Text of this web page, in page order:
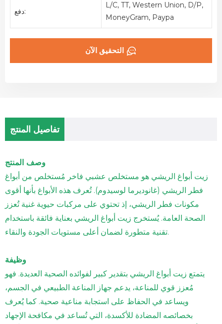
دفع:
L/C, TT, Western Union, D/P,
MoneyGram, Paypa
التحقيق الآن
تفاصيل المنتج
وصف المنتج
زيت أبواغ الريشي هو مستخلص عشبي فاخر مُستخلص من أبواغ
فطر الريشي (غانوديرما لوسيدوم). تُعرف هذه الأبواغ بأنها أقوى
مكونات فطر الريشي، إذ تحتوي على مركبات حيوية غنية تُعزز
الصحة العامة. يُستخرج زيت أبواغ الريشي بعناية فائقة باستخدام
تقنية متطورة لضمان أعلى مستويات الجودة والنقاء.
وظيفة
يتمتع زيت أبواغ الريشي بتقدير كبير لفوائده الصحية العديدة. فهو
مُعزز قوي للمناعة، يدعم جهاز المناعة الطبيعي في الجسم،
ويساعد في الحفاظ على استجابة مناعية صحية. كما يُعرف
بخصائصه المضادة للأكسدة، التي تُساعد في مكافحة الإجهاد